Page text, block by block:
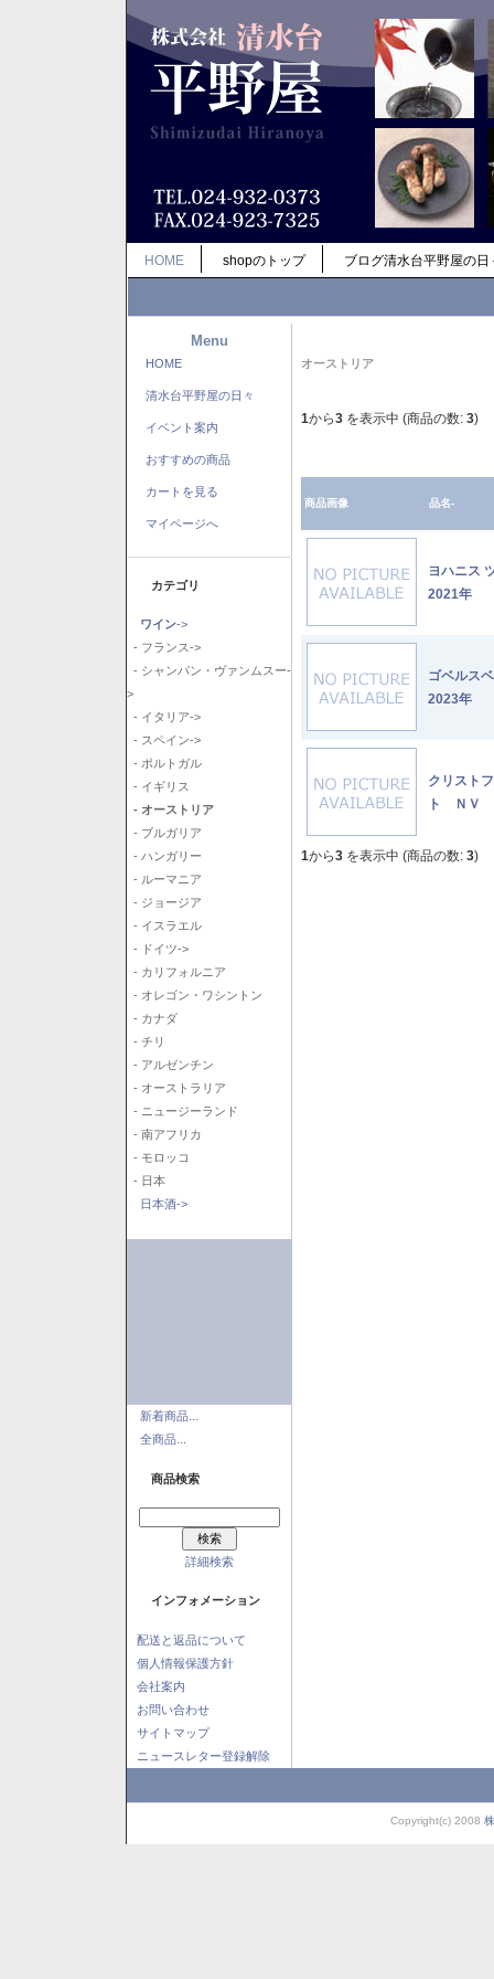
HOME shopのトップ ブログ清水台平野屋の日
Menu
HOME
清水台平野屋の日々
イベント案内
おすすめの商品
カートを見る
マイページへ
カテゴリ
ワイン->
- フランス->
- シャンパン・ヴァンムスー-
>
- イタリア->
- スペイン->
- ポルトガル
- イギリス
- オーストリア
- ブルガリア
- ハンガリー
- ルーマニア
- ジョージア
- イスラエル
- ドイツ->
- カリフォルニア
- オレゴン・ワシントン
- カナダ
- チリ
- アルゼンチン
- オーストラリア
- ニュージーランド
- 南アフリカ
- モロッコ
- 日本
日本酒->
新着商品...
全商品...
商品検索
詳細検索
インフォメーション
配送と返品について
個人情報保護方針
会社案内
お問い合わせ
サイトマップ
ニュースレター登録解除
オーストリア
1から3 を表示中 (商品の数: 3)
商品画像 品名-
ヨハニス
2021年
ゴベルス
2023年
クリスト
ト ＮＶ
1から3 を表示中 (商品の数: 3)
Copyright(c) 2008